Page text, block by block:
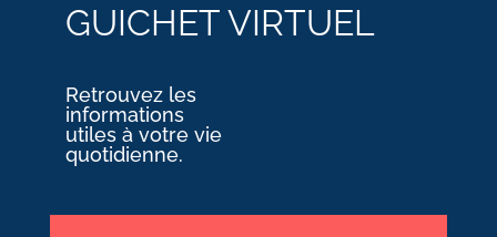
GUICHET VIRTUEL
Retrouvez les
informations
utiles à votre vie
quotidienne.